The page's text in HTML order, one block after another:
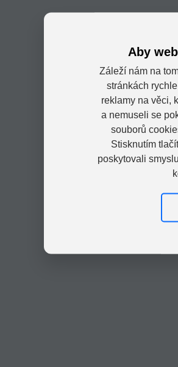
Aby
Záleží nám na
stránkách
reklamy na věci,
a nemuseli se
souborů
Stisknutím
poskytovali